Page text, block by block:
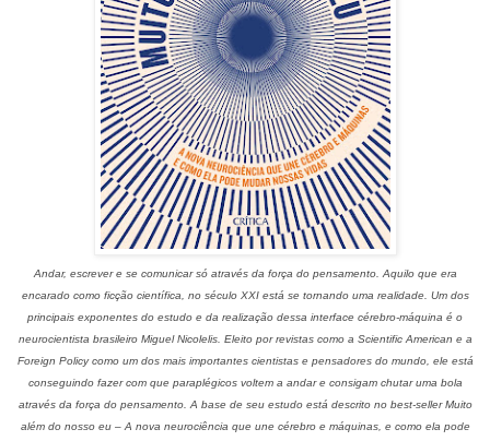
Andar, escrever e se comunicar só através da força do pensamento. Aquilo que era
encarado como ficção científica, no século XXI está se tornando uma realidade. Um dos
principais exponentes do estudo e da realização dessa interface cérebro-máquina é o
neurocientista brasileiro Miguel Nicolelis. Eleito por revistas como a Scientific American e a
Foreign Policy como um dos mais importantes cientistas e pensadores do mundo, ele está
conseguindo fazer com que paraplégicos voltem a andar e consigam chutar uma bola
através da força do pensamento. A base de seu estudo está descrito no best-seller Muito
além do nosso eu – A nova neurociência que une cérebro e máquinas, e como ela pode